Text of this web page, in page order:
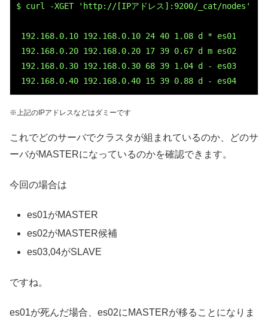
$ curl -XGET 'http://[IPアドレス]:9200/_cat/nodes'
192.168.0.40 192.168.0.40 15 39 0.88 d - es04
※上記のIPアドレスなどはダミーです
これでどのサーバでクラスタが組まれているのか、どのサ
ーバがMASTERになっているのかを確認できます。
今回の場合は
es01がMASTER
es02がMASTER候補
es03,04がSLAVE
ですね。
es01が死んだ場合、es02にMASTERが移ることになりま